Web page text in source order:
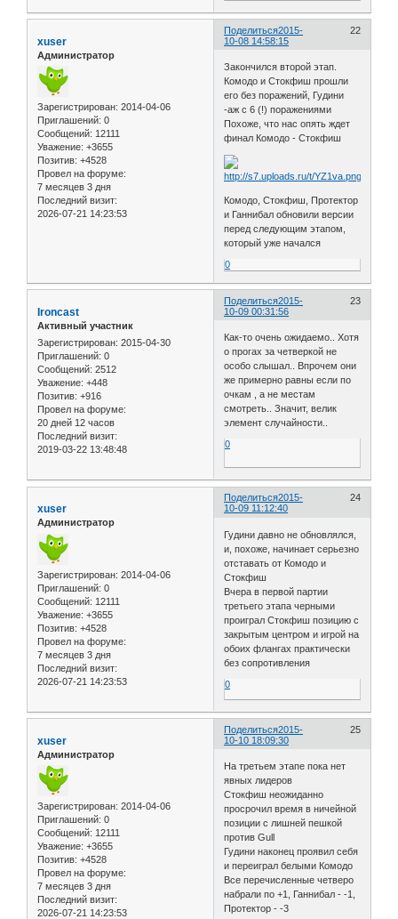
Поделиться 22
2015-
10-08 14:58:15
xuser
Администратор
Зарегистрирован: 2014-04-06
Приглашений: 0
Сообщений: 12111
Уважение: +3655
Позитив: +4528
Провел на форуме:
7 месяцев 3 дня
Последний визит:
2026-07-21 14:23:53
Закончился второй этап.
Комодо и Стокфиш прошли
его без поражений, Гудини
-аж с 6 (!) поражениями
Похоже, что нас опять ждет
финал Комодо - Стокфиш
Комодо, Стокфиш, Протектор
и Ганнибал обновили версии
перед следующим этапом,
который уже начался
0
Поделиться 23
2015-
10-09 00:31:56
Ironcast
Активный участник
Зарегистрирован: 2015-04-30
Приглашений: 0
Сообщений: 2512
Уважение: +448
Позитив: +916
Провел на форуме:
20 дней 12 часов
Последний визит:
2019-03-22 13:48:48
Как-то очень ожидаемо.. Хотя
о прогах за четверкой не
особо слышал.. Впрочем они
же примерно равны если по
очкам , а не местам
смотреть.. Значит, велик
элемент случайности..
0
Поделиться 24
2015-
10-09 11:12:40
xuser
Администратор
Зарегистрирован: 2014-04-06
Приглашений: 0
Сообщений: 12111
Уважение: +3655
Позитив: +4528
Провел на форуме:
7 месяцев 3 дня
Последний визит:
2026-07-21 14:23:53
Гудини давно не обновлялся,
и, похоже, начинает серьезно
отставать от Комодо и
Стокфиш
Вчера в первой партии
третьего этапа черными
проиграл Стокфиш позицию с
закрытым центром и игрой на
обоих флангах практически
без сопротивления
0
Поделиться 25
2015-
10-10 18:09:30
xuser
Администратор
Зарегистрирован: 2014-04-06
Приглашений: 0
Сообщений: 12111
Уважение: +3655
Позитив: +4528
Провел на форуме:
7 месяцев 3 дня
Последний визит:
2026-07-21 14:23:53
На третьем этапе пока нет
явных лидеров
Стокфиш неожиданно
просрочил время в ничейной
позиции с лишней пешкой
против Gull
Гудини наконец проявил себя
и переиграл белыми Комодо
Все перечисленные четверо
набрали по +1, Ганнибал - -1,
Протектор - -3